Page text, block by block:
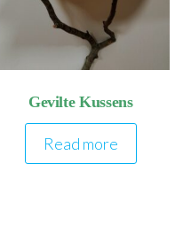
Gevilte Kussens
Read more